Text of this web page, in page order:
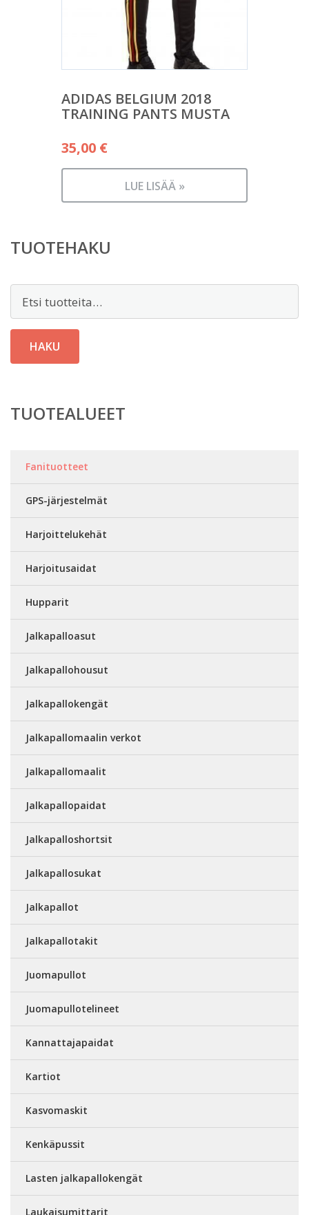
ADIDAS BELGIUM 2018
TRAINING PANTS MUSTA
35,00 €
LUE LISÄÄ »
TUOTEHAKU
HAKU
TUOTEALUEET
Fanituotteet
GPS-järjestelmät
Harjoittelukehät
Harjoitusaidat
Hupparit
Jalkapalloasut
Jalkapallohousut
Jalkapallokengät
Jalkapallomaalin verkot
Jalkapallomaalit
Jalkapallopaidat
Jalkapalloshortsit
Jalkapallosukat
Jalkapallot
Jalkapallotakit
Juomapullot
Juomapullotelineet
Kannattajapaidat
Kartiot
Kasvomaskit
Kenkäpussit
Lasten jalkapallokengät
Laukaisumittarit